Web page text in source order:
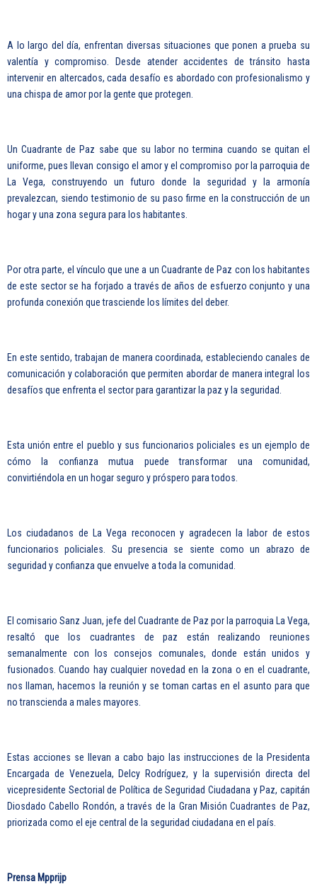
A lo largo del día, enfrentan diversas situaciones que ponen a prueba su
valentía y compromiso. Desde atender accidentes de tránsito hasta
intervenir en altercados, cada desafío es abordado con profesionalismo y
una chispa de amor por la gente que protegen.
Un Cuadrante de Paz sabe que su labor no termina cuando se quitan el
uniforme, pues llevan consigo el amor y el compromiso por la parroquia de
La Vega, construyendo un futuro donde la seguridad y la armonía
prevalezcan, siendo testimonio de su paso firme en la construcción de un
hogar y una zona segura para los habitantes.
Por otra parte, el vínculo que une a un Cuadrante de Paz con los habitantes
de este sector se ha forjado a través de años de esfuerzo conjunto y una
profunda conexión que trasciende los límites del deber.
En este sentido, trabajan de manera coordinada, estableciendo canales de
comunicación y colaboración que permiten abordar de manera integral los
desafíos que enfrenta el sector para garantizar la paz y la seguridad.
Esta unión entre el pueblo y sus funcionarios policiales es un ejemplo de
cómo la confianza mutua puede transformar una comunidad,
convirtiéndola en un hogar seguro y próspero para todos.
Los ciudadanos de La Vega reconocen y agradecen la labor de estos
funcionarios policiales. Su presencia se siente como un abrazo de
seguridad y confianza que envuelve a toda la comunidad.
El comisario Sanz Juan, jefe del Cuadrante de Paz por la parroquia La Vega,
resaltó que los cuadrantes de paz están realizando reuniones
semanalmente con los consejos comunales, donde están unidos y
fusionados. Cuando hay cualquier novedad en la zona o en el cuadrante,
nos llaman, hacemos la reunión y se toman cartas en el asunto para que
no transcienda a males mayores.
Estas acciones se llevan a cabo bajo las instrucciones de la Presidenta
Encargada de Venezuela, Delcy Rodríguez, y la supervisión directa del
vicepresidente Sectorial de Política de Seguridad Ciudadana y Paz, capitán
Diosdado Cabello Rondón, a través de la Gran Misión Cuadrantes de Paz,
priorizada como el eje central de la seguridad ciudadana en el país.
Prensa Mpprijp